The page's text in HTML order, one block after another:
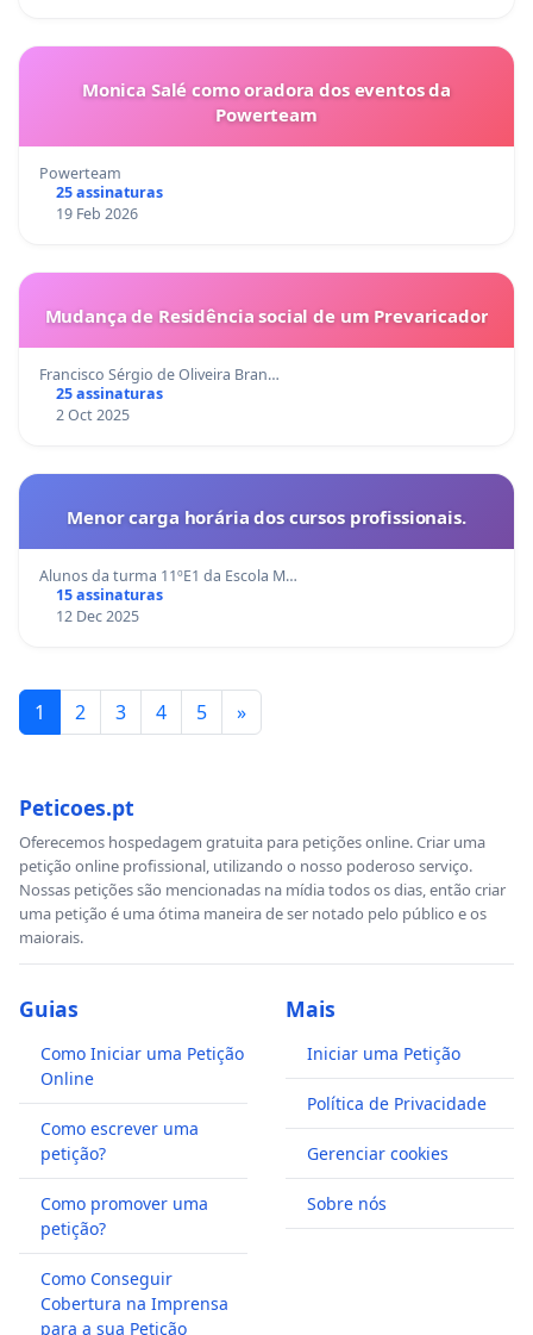
Monica Salé como oradora dos eventos da
Powerteam
Powerteam
25 assinaturas
19 Feb 2026
Mudança de Residência social de um Prevaricador
Francisco Sérgio de Oliveira Bran…
25 assinaturas
2 Oct 2025
Menor carga horária dos cursos profissionais.
Alunos da turma 11ºE1 da Escola M…
15 assinaturas
12 Dec 2025
1 2 3 4 5 »
Peticoes.pt
Oferecemos hospedagem gratuita para petições online. Criar uma
petição online profissional, utilizando o nosso poderoso serviço.
Nossas petições são mencionadas na mídia todos os dias, então criar
uma petição é uma ótima maneira de ser notado pelo público e os
maiorais.
Guias
Como Iniciar uma Petição
Online
Como escrever uma
petição?
Como promover uma
petição?
Como Conseguir
Cobertura na Imprensa
para a sua Petição
Mais
Iniciar uma Petição
Política de Privacidade
Gerenciar cookies
Sobre nós